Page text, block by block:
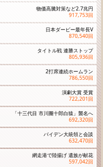
物価高騰対策など2.7兆円
917,753回
日本ダービー最年長V
870,540回
タイトル戦 連勝ストップ
805,936回
2打席連続ホームラン
786,550回
演劇大賞 受賞
722,201 回
「十三代目 市川團十郎白猿」襲名へ
692,320回
バイデン大統領と会談
632,470回
網走港で陸揚げ 遺族が献花
597,042回